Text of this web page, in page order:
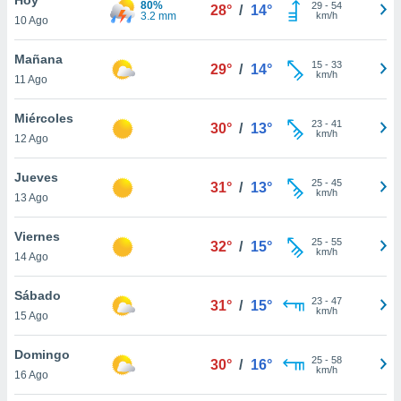
y
en
más
de
cookies
10 Ago
80%
3.2 mm
28° / 14° 29- 54
km/h
Mañana
11 Ago
29° / 14° 15- 33
km/h
Miércoles
12 Ago
30° / 13° 23- 41
km/h
Jueves
13 Ago
31° / 13° 25- 45
km/h
Viernes
14 Ago
32° / 15° 25- 55
km/h
Sábado
15 Ago
31° / 15° 23- 47
km/h
Domingo
16 Ago
30° / 16° 25- 58
km/h